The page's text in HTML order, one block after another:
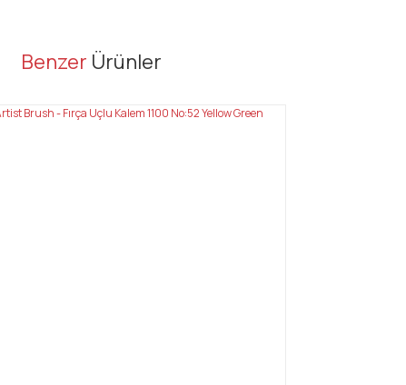
noktaları öneri formunu kullanarak tarafımıza iletebilirsiniz.
Benzer Ürünler